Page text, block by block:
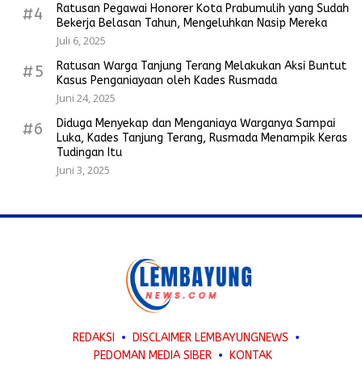
#4
Ratusan Pegawai Honorer Kota Prabumulih yang Sudah
Bekerja Belasan Tahun, Mengeluhkan Nasip Mereka
Juli 6, 2025
#5
Ratusan Warga Tanjung Terang Melakukan Aksi Buntut
Kasus Penganiayaan oleh Kades Rusmada
Juni 24, 2025
#6
Diduga Menyekap dan Menganiaya Warganya Sampai
Luka, Kades Tanjung Terang, Rusmada Menampik Keras
Tudingan Itu
Juni 3, 2025
REDAKSI
DISCLAIMER LEMBAYUNGNEWS
PEDOMAN MEDIA SIBER
KONTAK